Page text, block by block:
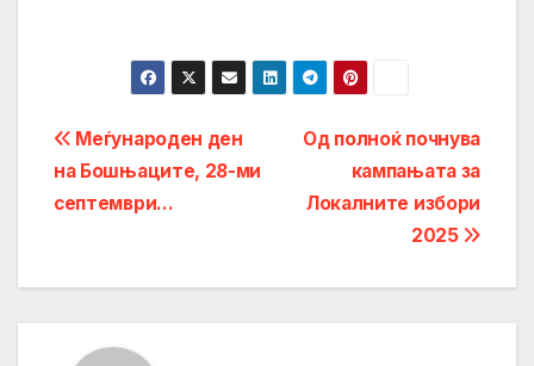
Post
navigation
Од полноќ почнува
кампањата за
Локалните избори
2025
Меѓународен ден
на Бошњаците, 28-ми
септември…